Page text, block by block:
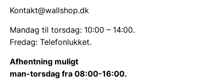
Kontakt@wallshop.dk
Mandag til torsdag: 10:00 – 14:00.
Fredag: Telefonlukket.
Afhentning muligt
man-torsdag fra 08:00-16:00.